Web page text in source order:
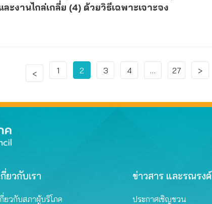
งานไกล่เกลี่ย (4) ด้วยวิธีเฉพาะเจาะจง
< 1 2 3 4 … 27 >
กี่ยวกับเรา
กี่ยวกับสภาผู้บริโภค
ข่าวสาร และรณรงค์
ประกาศเชิญชวน